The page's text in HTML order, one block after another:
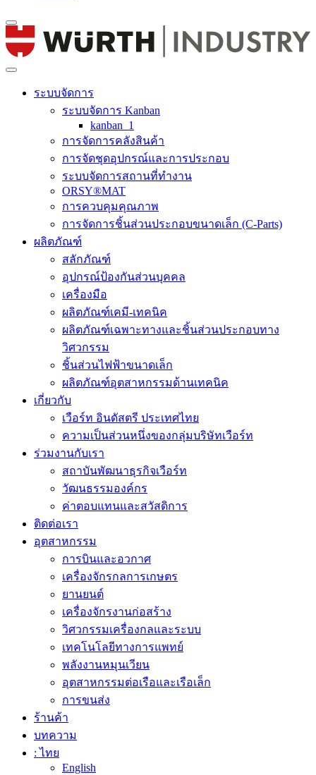
ระบบจัดการ
ระบบจัดการ Kanban
kanban_1
การจัดการคลังสินค้า
การจัดชุดอุปกรณ์และการประกอบ
ระบบจัดการสถานที่ทำงาน
ORSY®MAT
การควบคุมคุณภาพ
การจัดการชิ้นส่วนประกอบขนาดเล็ก (C-Parts)
ผลิตภัณฑ์
สลักภัณฑ์
อุปกรณ์ป้องกันส่วนบุคคล
เครื่องมือ
ผลิตภัณฑ์เคมี-เทคนิค
ผลิตภัณฑ์เฉพาะทางและชิ้นส่วนประกอบทาง
วิศวกรรม
ชิ้นส่วนไฟฟ้าขนาดเล็ก
ผลิตภัณฑ์อุตสาหกรรมด้านเทคนิค
เกี่ยวกับ
เวือร์ท อินดัสตรี ประเทศไทย
ความเป็นส่วนหนึ่งของกลุ่มบริษัทเวือร์ท
ร่วมงานกับเรา
สถาบันพัฒนาธุรกิจเวือร์ท
วัฒนธรรมองค์กร
ค่าตอบแทนและสวัสดิการ
ติดต่อเรา
อุตสาหกรรม
การบินและอวกาศ
เครื่องจักรกลการเกษตร
ยานยนต์
เครื่องจักรงานก่อสร้าง
วิศวกรรมเครื่องกลและระบบ
เทคโนโลยีทางการแพทย์
พลังงานหมุนเวียน
อุตสาหกรรมต่อเรือและเรือเล็ก
การขนส่ง
ร้านค้า
บทความ
: ไทย
English